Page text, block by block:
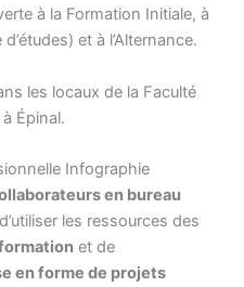
à la Formation Initiale, à
et à l’Alternance.
les locaux de la Faculté
Épinal.
Infographie
en bureau
les ressources des
et de
en forme de projets